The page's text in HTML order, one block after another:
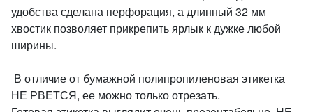
удобства сделана перфорация, а длинный 32 мм
хвостик позволяет прикрепить ярлык к дужке любой
ширины.
В отличие от бумажной полипропиленовая этикетка
НЕ РВЕТСЯ, ее можно только отрезать.